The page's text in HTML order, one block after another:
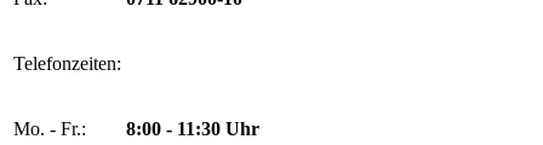
Telefonzeiten:
Mo. - Fr.: 8:00 - 11:30 Uhr